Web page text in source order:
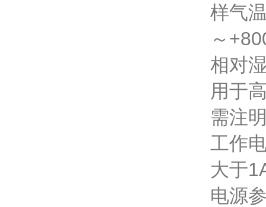
样气
～
相对
用于
需注
工作
大于
电源